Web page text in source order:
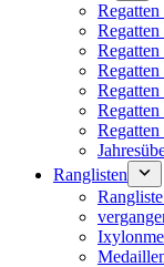
Regatten
Regatten
Ranglisten